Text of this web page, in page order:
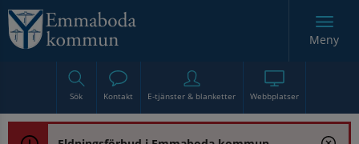
Sök Kontakt E-tjänster & blanketter Webbplatser
Meny